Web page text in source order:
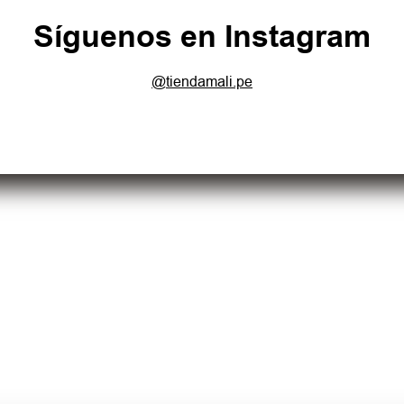
Síguenos en Instagram
@tiendamali.pe